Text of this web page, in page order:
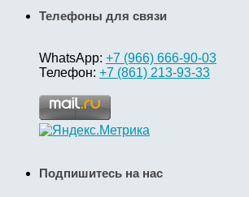
Телефоны для связи
WhatsApp: +7 (966) 666-90-03
Телефон: +7 (861) 213-93-33
Подпишитесь на нас